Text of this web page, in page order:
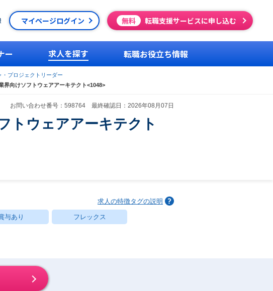
マイページログイン 無料 転職支援サービスに申し込む
ー 求人を探す 転職お役立ち情報
プロジェクトリーダー
界向けソフトウェアアーキテクト<1048>
お問い合わせ番号：598764 最終確認日：2026年08月07日
トウェアアーキテクト
求人の特徴タグの説明
与あり フレックス